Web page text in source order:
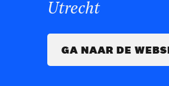
Utrecht
GA NAAR DE